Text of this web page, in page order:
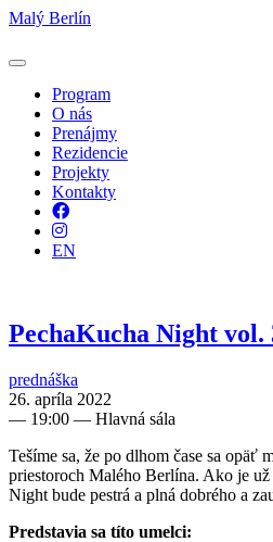
Malý Berlín
Program
O nás
Prenájmy
Rezidencie
Projekty
Kontakty
Facebook
Instagram
EN
PechaKucha Night vol.
prednáška
26. apríla 2022
— 19:00 — Hlavná sála
Tešíme sa, že po dlhom čase sa opäť
priestoroch Malého Berlína. Ako je
Night bude pestrá a plná dobrého a
Predstavia sa títo umelci: